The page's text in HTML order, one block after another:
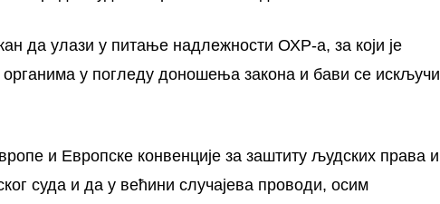
да улази у питање надлежности ОХР-а, за који је
у погледу доношења закона и бави се
и Европске конвенције за заштиту људских права и
суда и да у већини случајева проводи, осим